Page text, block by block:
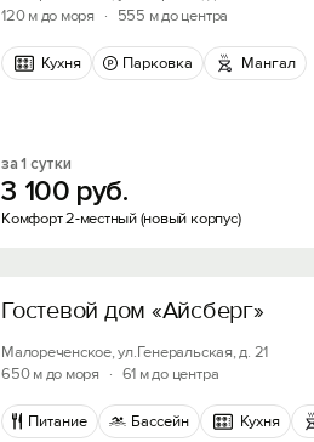
120 м до моря
· 555 м до центра
Кухня Парковка Мангал
за 1 сутки
3 100 руб.
Комфорт 2-местный (новый корпус)
Гостевой дом «Айсберг»
Малореченское, ул.Генеральская, д. 21
650 м до моря
· 61 м до центра
Питание Бассейн Кухня